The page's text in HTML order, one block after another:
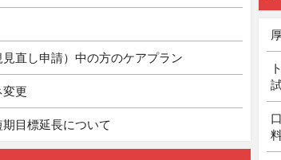
直し申請）中の方のケアプラン
更
目標延長について